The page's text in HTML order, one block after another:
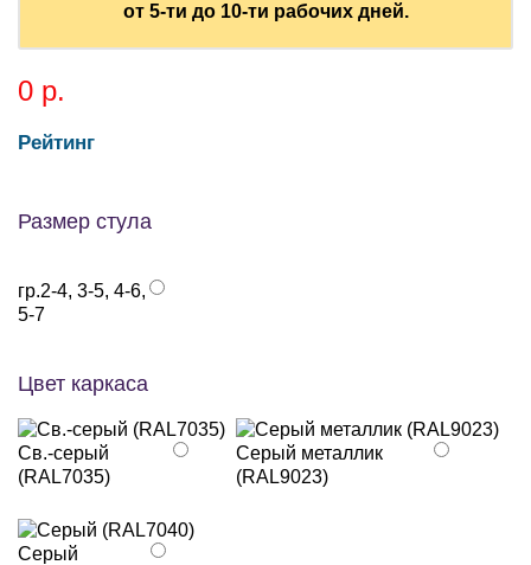
от 5-ти до 10-ти рабочих дней.
0
Рейтинг
Размер стула
гр.2-4, 3-5, 4-6,
5-7
Цвет каркаса
Св.-серый
(RAL7035)
Серый металлик
(RAL9023)
Серый